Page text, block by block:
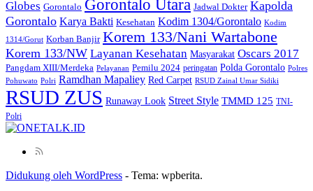
Globes Gorontalo Gorontalo Utara Jadwal Dokter Kapolda
Gorontalo Karya Bakti Kesehatan Kodim 1304/Gorontalo Kodim
1314/Gorut Korban Banjir Korem 133/Nani Wartabone
Korem 133/NW Layanan Kesehatan Masyarakat Oscars 2017
Pangdam XIII/Merdeka Pelayanan Pemilu 2024 peringatan Polda Gorontalo Polres
Pohuwato Polri Ramdhan Mapaliey Red Carpet RSUD Zainal Umar Sidiki
RSUD ZUS Runaway Look Street Style TMMD 125 TNI-
Polri
Didukung oleh WordPress - Tema: wpberita.